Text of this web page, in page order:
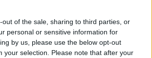
out of the sale, sharing to third parties, or
personal or sensitive information for
by us, please use the below opt-out
your selection. Please note that after your
om klageadgang, se: